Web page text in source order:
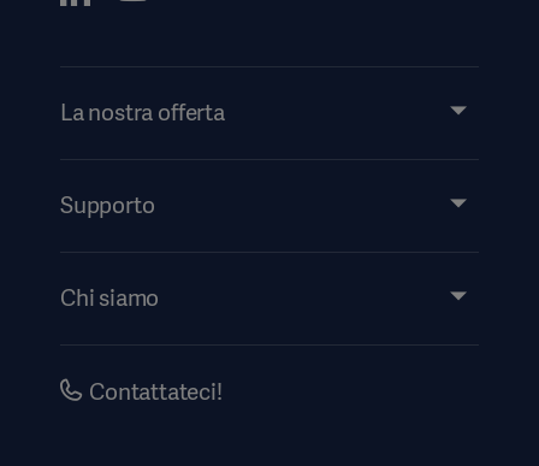
La nostra offerta
Servizi
Supporto
Eventi
Chi siamo
Aviso legale
Contattateci!